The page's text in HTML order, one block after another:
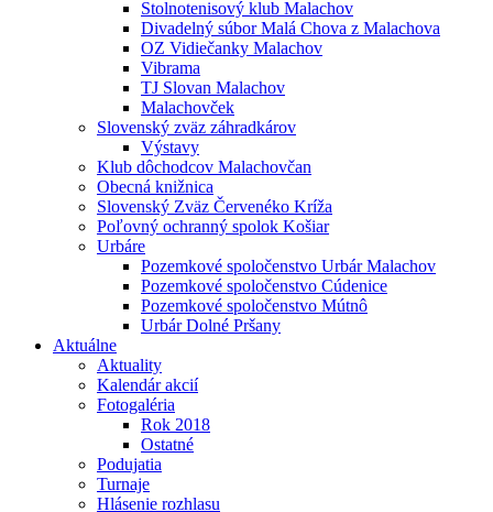
Stolnotenisový klub Malachov
Divadelný súbor Malá Chova z Malachova
OZ Vidiečanky Malachov
Vibrama
TJ Slovan Malachov
Malachovček
Slovenský zväz záhradkárov
Výstavy
Klub dôchodcov Malachovčan
Obecná knižnica
Slovenský Zväz Červenéko Kríža
Poľovný ochranný spolok Košiar
Urbáre
Pozemkové spoločenstvo Urbár Malachov
Pozemkové spoločenstvo Cúdenice
Pozemkové spoločenstvo Mútnô
Urbár Dolné Pršany
Aktuálne
Aktuality
Kalendár akcií
Fotogaléria
Rok 2018
Ostatné
Podujatia
Turnaje
Hlásenie rozhlasu